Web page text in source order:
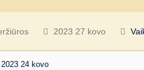
2023 27 kovo
2023 24 kovo